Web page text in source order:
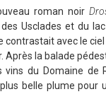
roman noir
Usclades et du
contrastait avec le
la balade
du Domaine de
belle plume pour